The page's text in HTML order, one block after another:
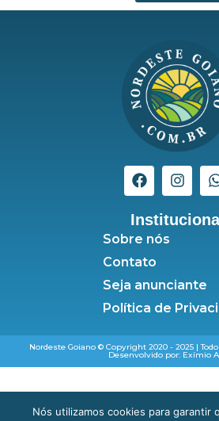
Sobre nós
Contato
Seja anunciante
Política de
Nordeste Goiano © Copyright 2020 - 2025 |
Desenvolvido por: Exímio
Nós utilizamos cookies para garantir